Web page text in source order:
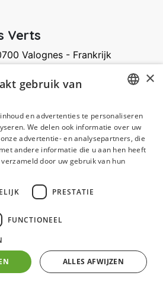
Verts
Valognes - Frankrijk
GERMAN
FRENCH
×
gebruik van
en advertenties te personaliseren
We delen ook informatie over uw
advertentie- en analysepartners, die
andere informatie die u aan hen heeft
door uw gebruik van hun
PRESTATIE
FUNCTIONEEL
ALLES AFWIJZEN